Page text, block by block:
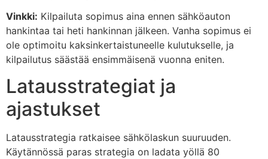
Vinkki: Kilpailuta sopimus aina ennen sähköauton
hankintaa tai heti hankinnan jälkeen. Vanha sopimus ei
ole optimoitu kaksinkertaistuneelle kulutukselle, ja
kilpailutus säästää ensimmäisenä vuonna eniten.
Latausstrategiat ja
ajastukset
Latausstrategia ratkaisee sähkölaskun suuruuden.
Käytännössä paras strategia on ladata yöllä 80